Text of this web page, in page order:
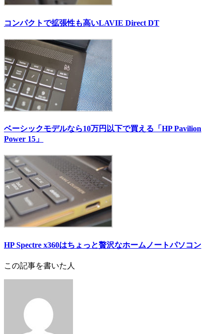
コンパクトで拡張性も高いLAVIE Direct DT
ベーシックモデルなら10万円以下で買える「HP Pavilion
Power 15」
HP Spectre x360はちょっと贅沢なホームノートパソコン
この記事を書いた人